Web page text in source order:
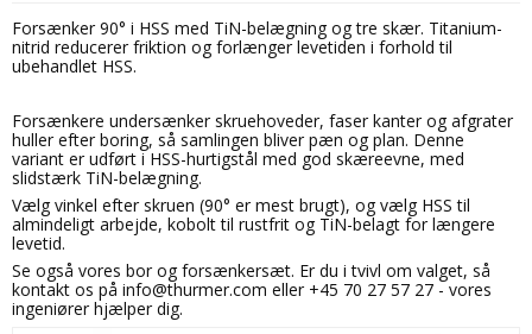
Forsænker 90° i HSS med TiN-belægning og tre skær. Titanium-
nitrid reducerer friktion og forlænger levetiden i forhold til
ubehandlet HSS.
Forsænkere undersænker skruehoveder, faser kanter og afgrater
huller efter boring, så samlingen bliver pæn og plan. Denne
variant er udført i HSS-hurtigstål med god skæreevne, med
slidstærk TiN-belægning.
Vælg vinkel efter skruen (90° er mest brugt), og vælg HSS til
almindeligt arbejde, kobolt til rustfrit og TiN-belagt for længere
levetid.
Se også vores bor og forsænkersæt. Er du i tvivl om valget, så
kontakt os på info@thurmer.com eller +45 70 27 57 27 - vores
ingeniører hjælper dig.